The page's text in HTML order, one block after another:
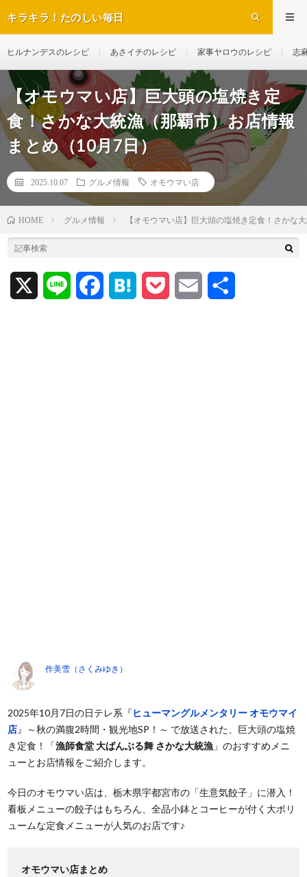
キラキラ！たのしい毎日
ヒルナンデスのレシピ あさイチのレシピ 家事ヤロウのレシピ 志
【オモウマい店】巨大頭の塩焼き定
食！さかな大統漁（那覇市）お店情報
まとめ（10月7日）
2025.10.07 グルメ情報 オモウマい店
HOME グルメ情報 【オモウマい店】巨大頭の塩焼き定食！さかな
作美雪（さくみゆき）
2025年10月7日の日テレ系『ヒューマングルメンタリー オモウマイ
店』～秋の満腹2時間・観光地SP！～ で放送された、巨大頭の塩焼
き定食！「漁師食堂 大ばんぶる舞 さかな大統漁 」のおすすめメニ
ューとお店情報をご紹介します。
今日のオモウマい店は、栃木県宇都宮市の「生意気餃子」に潜入！
看板メニューの餃子はもちろん、全品小鉢とコーヒーが付く大ボリ
ュームな定食メニューが人気のお店です♪
オモウマい店まとめ